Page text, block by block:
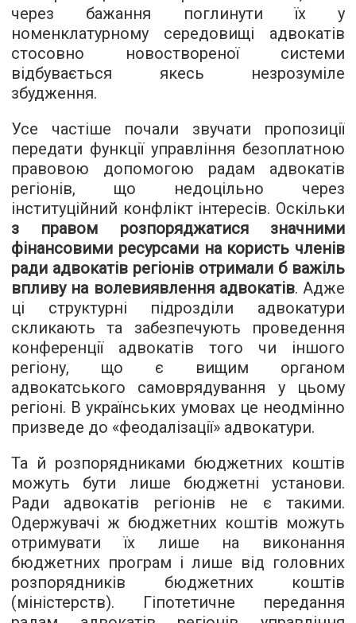
через бажання поглинути їх у
номенклатурному середовищі адвокатів
стосовно новоствореної системи
відбувається якесь незрозуміле
збудження.
Усе частіше почали звучати пропозиції
передати функції управління безоплатною
правовою допомогою радам адвокатів
регіонів, що недоцільно через
інституційний конфлікт інтересів. Оскільки
з правом розпоряджатися значними
фінансовими ресурсами на користь членів
ради адвокатів регіонів отримали б важіль
впливу на волевиявлення адвокатів. Адже
ці структурні підрозділи адвокатури
скликають та забезпечують проведення
конференції адвокатів того чи іншого
регіону, що є вищим органом
адвокатського самоврядування у цьому
регіоні. В українських умовах це неодмінно
призведе до «феодалізації» адвокатури.
Та й розпорядниками бюджетних коштів
можуть бути лише бюджетні установи.
Ради адвокатів регіонів не є такими.
Одержувачі ж бюджетних коштів можуть
отримувати їх лише на виконання
бюджетних програм і лише від головних
розпорядників бюджетних коштів
(міністерств). Гіпотетичне передання